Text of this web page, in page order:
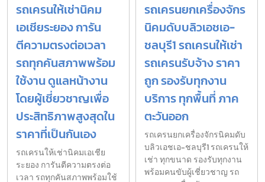
รถเครนให้เช่านิคม
เอเชียระยอง การัน
ตีความตรงต่อเวลา
รถทุกคันสภาพพร้อม
ใช้งาน ดูแลหน้างาน
โดยผู้เชี่ยวชาญเพื่อ
ประสิทธิภาพสูงสุดใน
ราคาที่เป็นกันเอง
รถเครนให้เช่านิคมเอเชีย
ระยอง การันตีความตรงต่อ
เวลา รถทุกคันสภาพพร้อมใช้
รถเครนยกเครื่องจักร
นิคมดับบลิวเอชเอ-
ชลบุรี1 รถเครนให้เช่า
รถเครนรับจ้าง ราคา
ถูก รองรับทุกงาน
บริการ ทุกพื้นที่ ภาค
ตะวันออก
รถเครนยกเครื่องจักรนิคมดับ
บลิวเอชเอ-ชลบุรี1 รถเครนให้
เช่า ทุกขนาด รองรับทุกงาน
พร้อมคนขับผู้เชี่ยวชาญ รถ